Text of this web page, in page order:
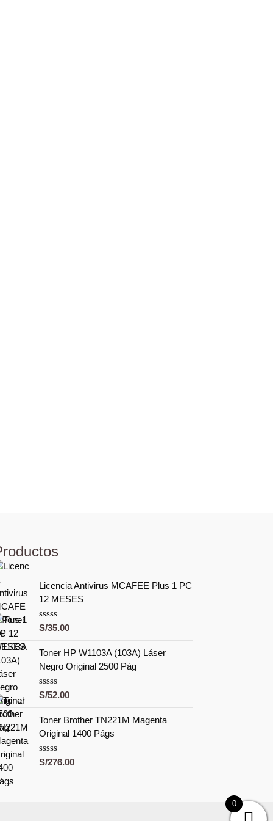
Licencia Antivirus MCAFEE Plus 1 PC
12 MESES
V
o
r
a
d
o
c
n
d
e
S/35.00
Toner HP W1103A (103A) Láser
Negro Original 2500 Pág
V
o
r
a
d
o
c
S/52.00
Toner Brother TN221M Magenta
Original 1400 Págs
V
S/276.00
0